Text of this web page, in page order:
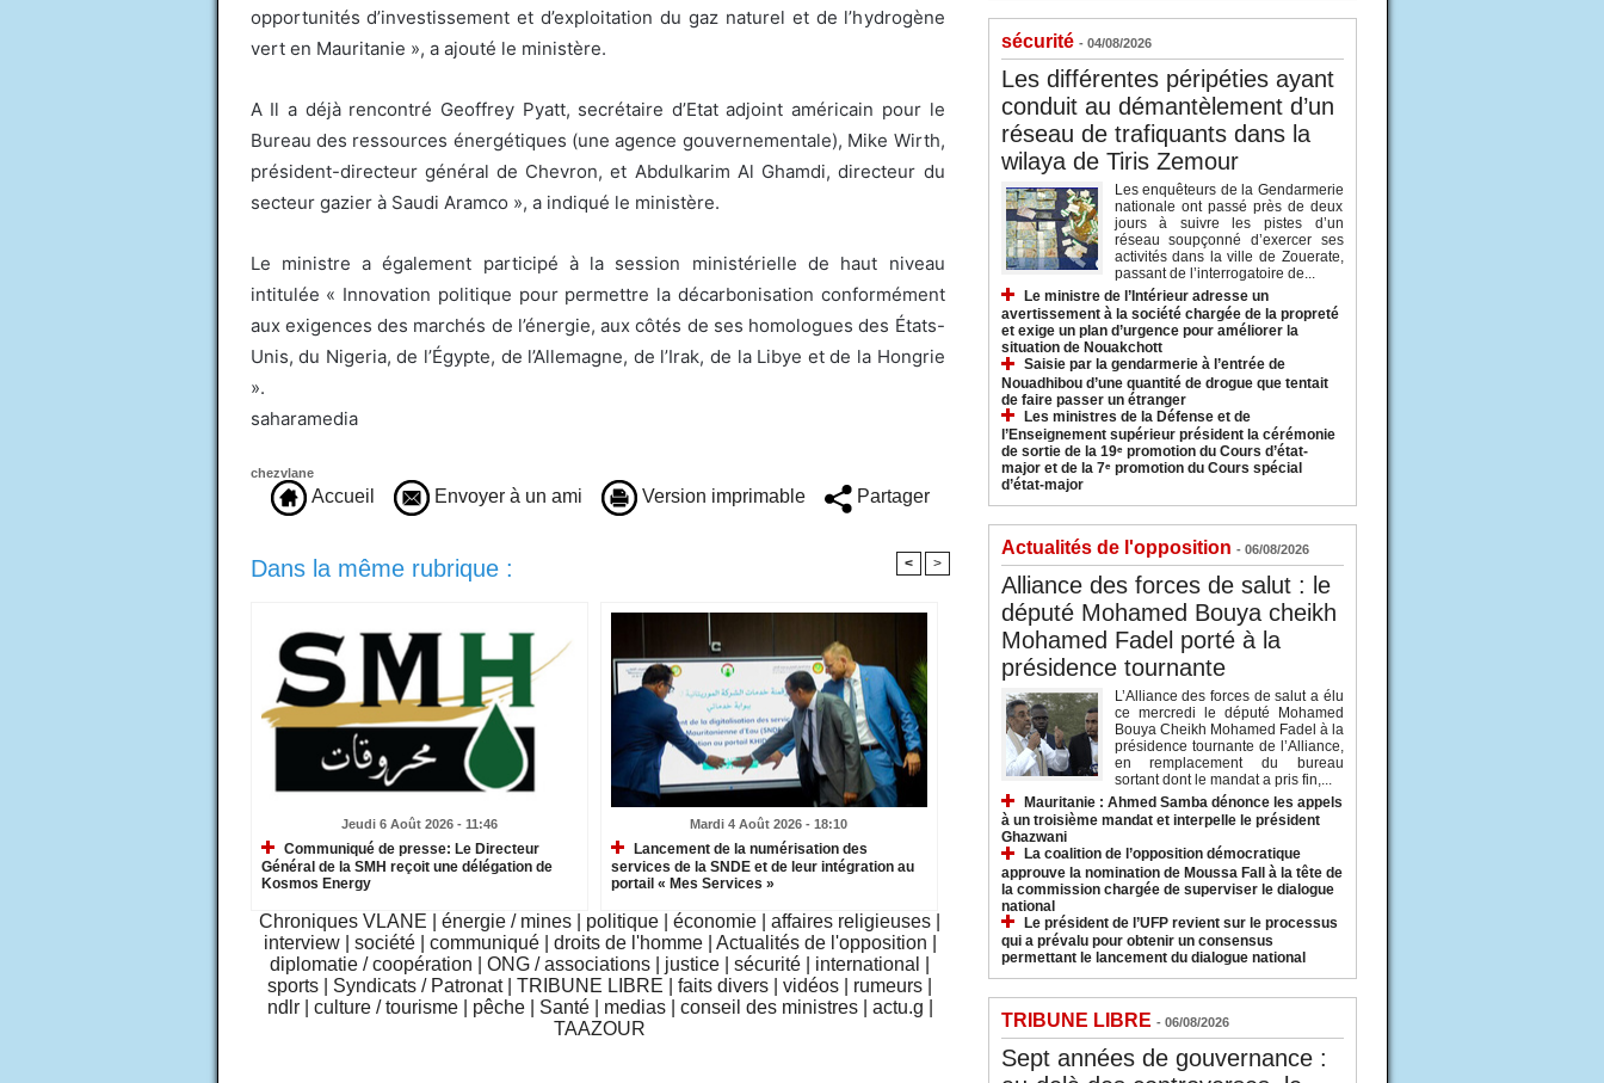
opportunités d’investissement et d’exploitation du gaz naturel et de l’hydrogène
vert en Mauritanie », a ajouté le ministère.
A Il a déjà rencontré Geoffrey Pyatt, secrétaire d’Etat adjoint américain pour le
Bureau des ressources énergétiques (une agence gouvernementale), Mike Wirth,
président-directeur général de Chevron, et Abdulkarim Al Ghamdi, directeur du
secteur gazier à Saudi Aramco », a indiqué le ministère.
Le ministre a également participé à la session ministérielle de haut niveau
intitulée « Innovation politique pour permettre la décarbonisation conformément
aux exigences des marchés de l’énergie, aux côtés de ses homologues des États-
Unis, du Nigeria, de l’Égypte, de l’Allemagne, de l’Irak, de la Libye et de la Hongrie
».
saharamedia
chezvlane
Accueil Envoyer à un ami Version imprimable Partager
Dans la même rubrique : < >
Jeudi 6 Août 2026 - 11:46
Communiqué de presse: Le Directeur
Général de la SMH reçoit une délégation de
Kosmos Energy
Mardi 4 Août 2026 - 18:10
Lancement de la numérisation des
services de la SNDE et de leur intégration au
portail « Mes Services »
Chroniques VLANE énergie / mines politique économie affaires religieuses
interview
société communiqué droits de l'homme Actualités de l'opposition
diplomatie / coopération
ONG / associations justice sécurité international
sports
Syndicats / Patronat TRIBUNE LIBRE faits divers vidéos rumeurs
ndlr
culture / tourisme pêche Santé medias conseil des ministres actu.g
TAAZOUR
sécurité - 04/08/2026
Les différentes péripéties ayant
conduit au démantèlement d’un
réseau de trafiquants dans la
wilaya de Tiris Zemour
Les enquêteurs de la Gendarmerie
nationale ont passé près de deux
jours à suivre les pistes d’un
réseau soupçonné d’exercer ses
activités dans la ville de Zouerate,
passant de l’interrogatoire de...
Le ministre de l’Intérieur adresse un
avertissement à la société chargée de la propreté
et exige un plan d’urgence pour améliorer la
situation de Nouakchott
Saisie par la gendarmerie à l’entrée de
Nouadhibou d’une quantité de drogue que tentait
de faire passer un étranger
Les ministres de la Défense et de
l’Enseignement supérieur président la cérémonie
de sortie de la 19ᵉ promotion du Cours d’état-
major et de la 7ᵉ promotion du Cours spécial
d’état-major
Actualités de l'opposition - 06/08/2026
Alliance des forces de salut : le
député Mohamed Bouya cheikh
Mohamed Fadel porté à la
présidence tournante
L’Alliance des forces de salut a élu
ce mercredi le député Mohamed
Bouya Cheikh Mohamed Fadel à la
présidence tournante de l’Alliance,
en remplacement du bureau
sortant dont le mandat a pris fin,...
Mauritanie : Ahmed Samba dénonce les appels
à un troisième mandat et interpelle le président
Ghazwani
La coalition de l’opposition démocratique
approuve la nomination de Moussa Fall à la tête de
la commission chargée de superviser le dialogue
national
Le président de l’UFP revient sur le processus
qui a prévalu pour obtenir un consensus
permettant le lancement du dialogue national
TRIBUNE LIBRE - 06/08/2026
Sept années de gouvernance :